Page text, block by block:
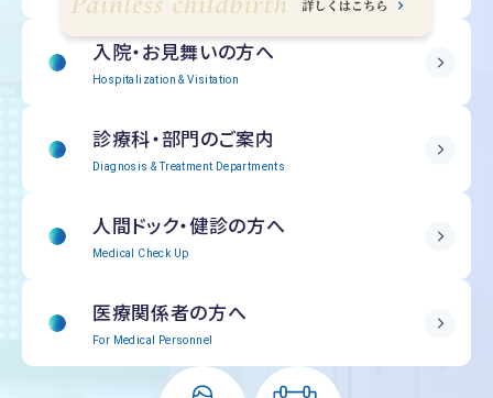
入院・お見舞いの方へ
Hospitalization & Visitation
診療科・部門のご案内
Diagnosis & Treatment Departments
人間ドック・健診の方へ
Medical Check Up
医療関係者の方へ
For Medical Personnel